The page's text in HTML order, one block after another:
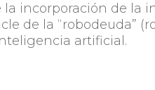
incorporación de la
de la “robodeuda”
artificial.